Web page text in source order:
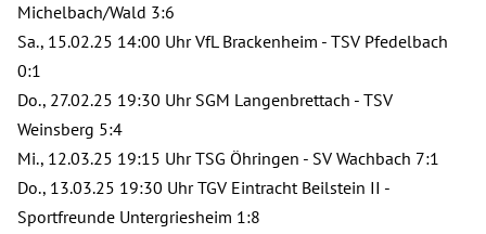
Michelbach/Wald 3:6
Sa., 15.02.25 14:00 Uhr VfL Brackenheim - TSV Pfedelbach
0:1
Do., 27.02.25 19:30 Uhr SGM Langenbrettach - TSV
Weinsberg 5:4
Mi., 12.03.25 19:15 Uhr TSG Öhringen - SV Wachbach 7:1
Do., 13.03.25 19:30 Uhr TGV Eintracht Beilstein II -
Sportfreunde Untergriesheim 1:8